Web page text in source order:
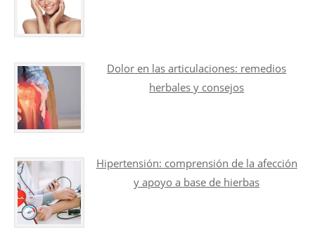
Dolor en las articulaciones: remedios
herbales y consejos
Hipertensión: comprensión de la afección
y apoyo a base de hierbas